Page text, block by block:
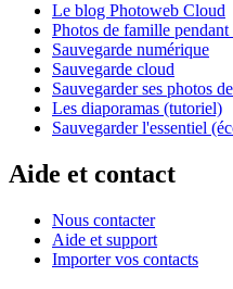
Le blog Photoweb Cloud
Photos de famille pendant
Sauvegarde numérique
Sauvegarde cloud
Sauvegarder ses photos
Les diaporamas (tutoriel)
Sauvegarder l'essentiel
Aide et contact
Nous contacter
Aide et support
Importer vos contacts